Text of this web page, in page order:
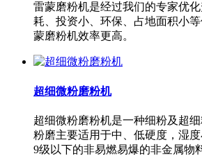
雷蒙磨粉机是经过我们的专家优
耗、投资小、环保、占地面积小
蒙磨粉机效率更高。
超细微粉磨粉机
超细微粉磨粉机是一种细粉及超
粉磨主要适用于中、低硬度，湿
9级以下的非易燃易爆的非金属物